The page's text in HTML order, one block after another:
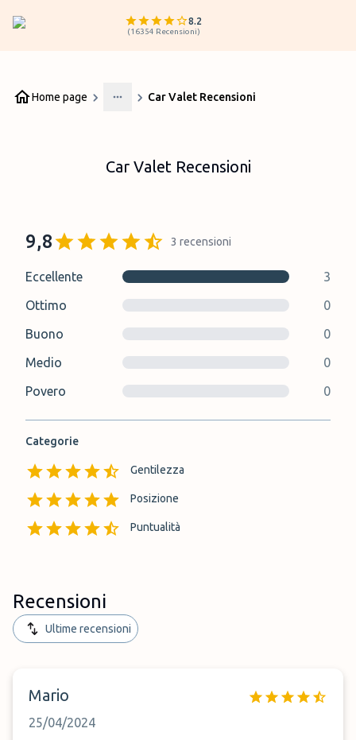
8.2
(16354 Recensioni)
Home page
More
Car Valet Recensioni
Car Valet Recensioni
9,8 3 recensioni
Eccellente
3
Ottimo
0
Buono
0
Medio
0
Povero
0
Categorie
Gentilezza
Posizione
Puntualità
Recensioni
Ultime recensioni
Mario
25/04/2024